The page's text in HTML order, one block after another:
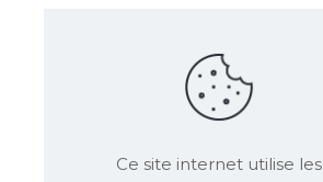
Ce site internet utilise les